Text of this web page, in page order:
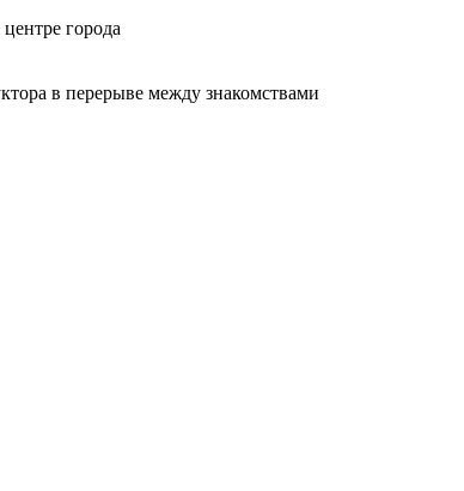
города
в перерыве между знакомствами